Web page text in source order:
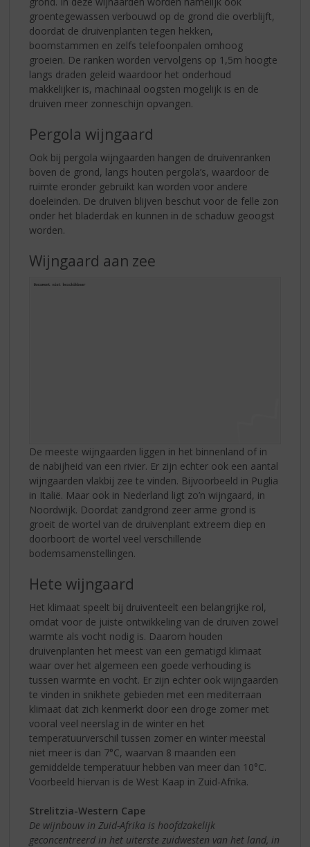
groentegewassen verbouwd op de grond die overblijft,
doordat de druivenplanten tegen hekken,
boomstammen en zelfs telefoonpalen omhoog
groeien. De ranken worden vervolgens op 1,5m hoogte
langs draden geleid waardoor het onderhoud
makkelijker is, machinaal oogsten mogelijk is en de
druiven meer zonneschijn opvangen.
Pergola wijngaard
Ook bij pergola wijngaarden hangen de druivenranken
boven de grond, langs houten pergola’s, waardoor de
ruimte eronder gebruikt kan worden voor andere
doeleinden. De druiven blijven beschut voor de felle zon
onder het bladerdak en kunnen in de schaduw geoogst
worden.
Wijngaard aan zee
De meeste wijngaarden liggen in het binnenland of in
de nabijheid van een rivier. Er zijn echter ook een aantal
wijngaarden vlakbij zee te vinden. Bijvoorbeeld in Puglia
in Italië. Maar ook in Nederland ligt zo’n wijngaard, in
Noordwijk. Doordat zandgrond zeer arme grond is
groeit de wortel van de druivenplant extreem diep en
doorboort de wortel veel verschillende
bodemsamenstellingen.
Hete wijngaard
Het klimaat speelt bij druiventeelt een belangrijke rol,
omdat voor de juiste ontwikkeling van de druiven zowel
warmte als vocht nodig is. Daarom houden
druivenplanten het meest van een gematigd klimaat
waar over het algemeen een goede verhouding is
tussen warmte en vocht. Er zijn echter ook wijngaarden
te vinden in snikhete gebieden met een mediterraan
klimaat dat zich kenmerkt door een droge zomer met
vooral veel neerslag in de winter en het
temperatuurverschil tussen zomer en winter meestal
niet meer is dan 7°C, waarvan 8 maanden een
gemiddelde temperatuur hebben van meer dan 10°C.
Voorbeeld hiervan is de West Kaap in Zuid-Afrika.
Strelitzia-Western Cape
De wijnbouw in Zuid-Afrika is hoofdzakelijk
geconcentreerd in het uiterste zuidwesten van het land, in